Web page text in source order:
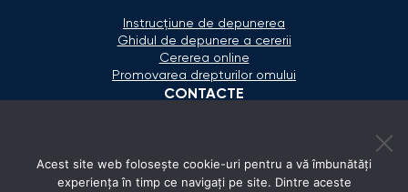
Instrucțiune de depunerea
Ghidul de depunere a cererii
Cererea online
Promovarea drepturilor omului
CONTACTE
secretariat@ombudsman.md
Acest site web folosește cookie-uri pentru a vă îmbunătăți
experiența în timp ce navigați pe site. Dintre aceste